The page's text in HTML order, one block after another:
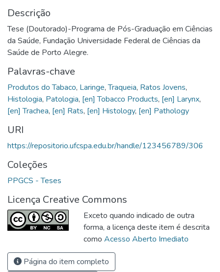
Descrição
Tese (Doutorado)-Programa de Pós-Graduação em Ciências
da Saúde, Fundação Universidade Federal de Ciências da
Saúde de Porto Alegre.
Palavras-chave
Produtos do Tabaco, Laringe,Traqueia, Ratos Jovens,
Histologia, Patologia, [en] Tobacco Products, [en] Larynx,
[en] Trachea, [en] Rats, [en] Histology, [en] Pathology
URI
https://repositorio.ufcspa.edu.br/handle/123456789/306
Coleções
PPGCS - Teses
Licença Creative Commons
Exceto quando indicado de outra
forma, a licença deste item é descrita
como Acesso Aberto Imediato
Página do item completo